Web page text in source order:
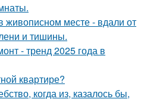
живописном месте - вдали от
и тишины.
- тренд 2025 года в
квартире?
когда из, казалось бы,